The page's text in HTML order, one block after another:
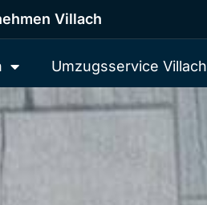
Villach
Umzugsservice Villach